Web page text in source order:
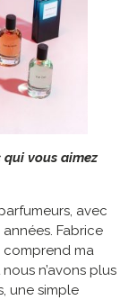
vous aimez
avec
Fabrice
comprend ma
n’avons plus
une simple